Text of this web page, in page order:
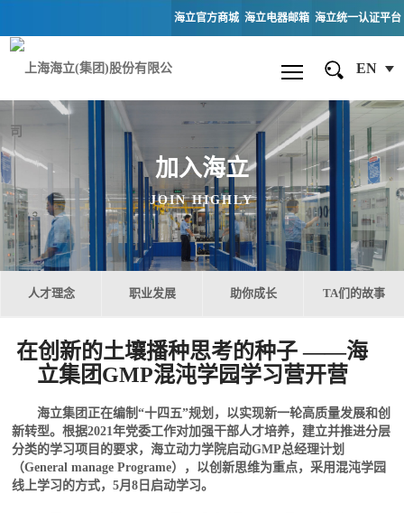
海立官方商城 海立电器邮箱 海立统一认证平台
EN
加入海立
JOIN HIGHLY
人才理念 职业发展 助你成长 TA们的故事
在创新的土壤播种思考的种子 ——海
立集团GMP混沌学园学习营开营
海立集团正在编制“十四五”规划，以实现新一轮高质量发展和创
新转型。根据2021年党委工作对加强干部人才培养，建立并推进分层
分类的学习项目的要求，海立动力学院启动GMP总经理计划
（General manage Programe），以创新思维为重点，采用混沌学园
线上学习的方式，5月8日启动学习。